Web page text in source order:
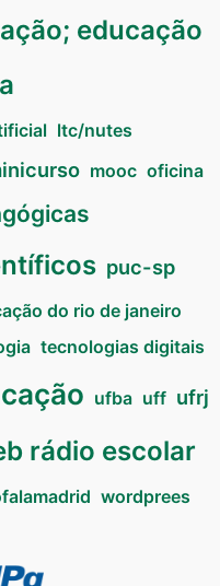
educação
ltc/nutes
mooc oficina
puc-sp
do rio de janeiro
tecnologias digitais
ufba uff ufrj
rádio escolar
wordprees